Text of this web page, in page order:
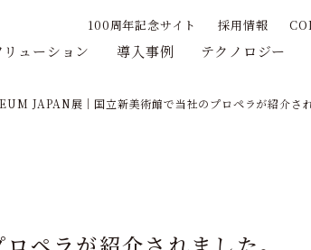
100周年記念サイト 採用情報
ューション 導入事例 テクノロジー
JAPAN展｜国立新美術館で当社のプロペラが紹介さ